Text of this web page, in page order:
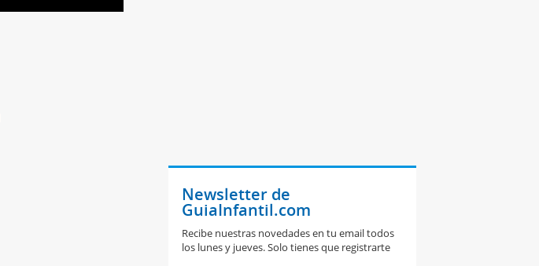
Newsletter de
GuiaInfantil.com
Recibe nuestras novedades en tu email todos
los lunes y jueves. Solo tienes que registrarte